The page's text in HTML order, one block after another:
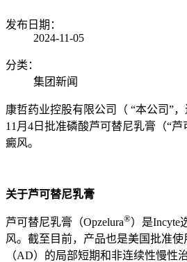
发布日期：
2024-11-05
分类：
集团新闻
康哲药业控股有限公司（ “本公司”
11月4日批准磷酸芦可替尼乳膏（“
癜风。
关于芦可替尼乳膏
芦可替尼乳膏（Opzelura®）是Incyte
风。截至目前，产品也是美国批准
（AD）的局部短期和非连续性慢性